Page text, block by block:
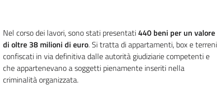
Nel corso dei lavori, sono stati presentati440 beni per un valore
di oltre 38 milioni di euro. Si tratta di appartamenti, box e terreni
confiscati in via definitiva dalle autorità giudiziarie competenti e
che appartenevano a soggetti pienamente inseriti nella
criminalità organizzata.